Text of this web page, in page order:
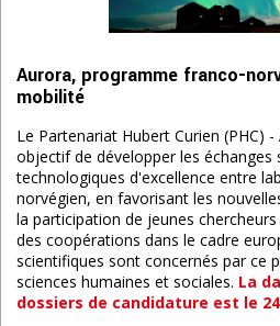
Aurora, programme franco-
mobilité
Le Partenariat Hubert Curien (PHC) -
objectif de développer les échanges
technologiques d'excellence entre
norvégien, en favorisant les
la participation de jeunes
des coopérations dans le cadre
scientifiques sont concernés par ce
sciences humaines et sociales. La
dossiers de candidature est le